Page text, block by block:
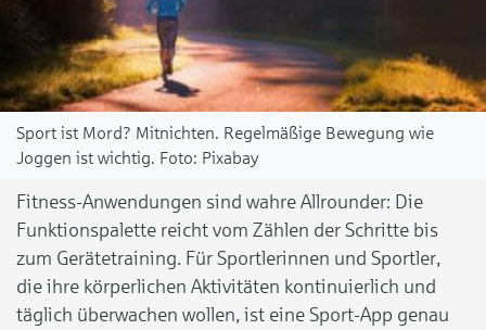
Sport ist Mord? Mitnichten. Regelmäßige Bewegung wie
Joggen ist wichtig.
Pixabay
Fitness-Anwendungen sind wahre Allrounder: Die
Funktionspalette reicht vom Zählen der Schritte bis
zum Gerätetraining. Für Sportlerinnen und Sportler,
die ihre körperlichen Aktivitäten kontinuierlich und
täglich überwachen wollen, ist eine Sport-App genau